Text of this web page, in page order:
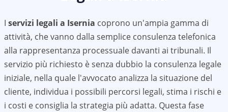
I servizi legali a Isernia coprono un'ampia gamma di
attività, che vanno dalla semplice consulenza telefonica
alla rappresentanza processuale davanti ai tribunali. Il
servizio più richiesto è senza dubbio la consulenza legale
iniziale, nella quale l'avvocato analizza la situazione del
cliente, individua i possibili percorsi legali, stima i rischi e
i costi e consiglia la strategia più adatta. Questa fase